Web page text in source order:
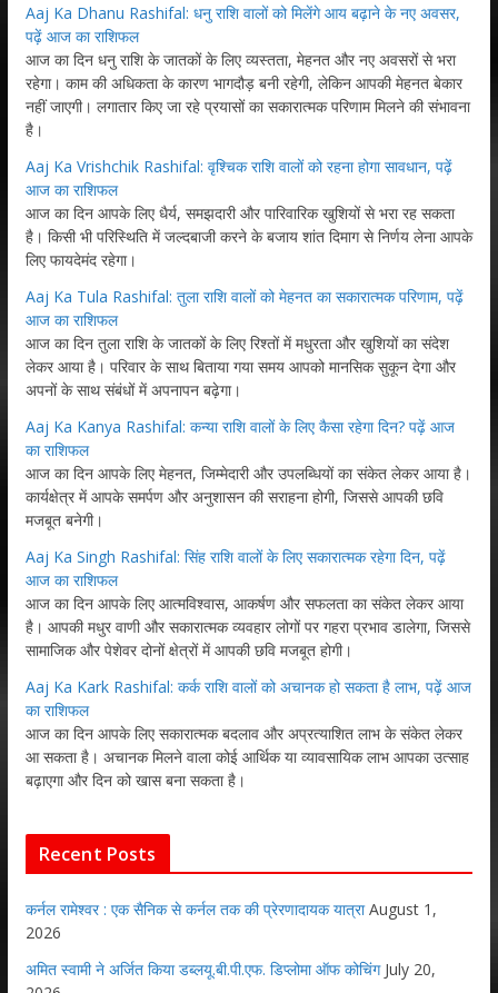
Aaj Ka Dhanu Rashifal: धनु राशि वालों को मिलेंगे आय बढ़ाने के नए अवसर,
पढ़ें आज का राशिफल
आज का दिन धनु राशि के जातकों के लिए व्यस्तता, मेहनत और नए अवसरों से भरा
रहेगा। काम की अधिकता के कारण भागदौड़ बनी रहेगी, लेकिन आपकी मेहनत बेकार
नहीं जाएगी। लगातार किए जा रहे प्रयासों का सकारात्मक परिणाम मिलने की संभावना
है।
Aaj Ka Vrishchik Rashifal: वृश्चिक राशि वालों को रहना होगा सावधान, पढ़ें
आज का राशिफल
आज का दिन आपके लिए धैर्य, समझदारी और पारिवारिक खुशियों से भरा रह सकता
है। किसी भी परिस्थिति में जल्दबाजी करने के बजाय शांत दिमाग से निर्णय लेना आपके
लिए फायदेमंद रहेगा।
Aaj Ka Tula Rashifal: तुला राशि वालों को मेहनत का सकारात्मक परिणाम, पढ़ें
आज का राशिफल
आज का दिन तुला राशि के जातकों के लिए रिश्तों में मधुरता और खुशियों का संदेश
लेकर आया है। परिवार के साथ बिताया गया समय आपको मानसिक सुकून देगा और
अपनों के साथ संबंधों में अपनापन बढ़ेगा।
Aaj Ka Kanya Rashifal: कन्या राशि वालों के लिए कैसा रहेगा दिन? पढ़ें आज
का राशिफल
आज का दिन आपके लिए मेहनत, जिम्मेदारी और उपलब्धियों का संकेत लेकर आया है।
कार्यक्षेत्र में आपके समर्पण और अनुशासन की सराहना होगी, जिससे आपकी छवि
मजबूत बनेगी।
Aaj Ka Singh Rashifal: सिंह राशि वालों के लिए सकारात्मक रहेगा दिन, पढ़ें
आज का राशिफल
आज का दिन आपके लिए आत्मविश्वास, आकर्षण और सफलता का संकेत लेकर आया
है। आपकी मधुर वाणी और सकारात्मक व्यवहार लोगों पर गहरा प्रभाव डालेगा, जिससे
सामाजिक और पेशेवर दोनों क्षेत्रों में आपकी छवि मजबूत होगी।
Aaj Ka Kark Rashifal: कर्क राशि वालों को अचानक हो सकता है लाभ, पढ़ें आज
का राशिफल
आज का दिन आपके लिए सकारात्मक बदलाव और अप्रत्याशित लाभ के संकेत लेकर
आ सकता है। अचानक मिलने वाला कोई आर्थिक या व्यावसायिक लाभ आपका उत्साह
बढ़ाएगा और दिन को खास बना सकता है।
Recent Posts
कर्नल रामेश्वर : एक सैनिक से कर्नल तक की प्रेरणादायक यात्रा August 1,
2026
अमित स्वामी ने अर्जित किया डब्लयू.बी.पी.एफ. डिप्लोमा ऑफ कोचिंग July 20,